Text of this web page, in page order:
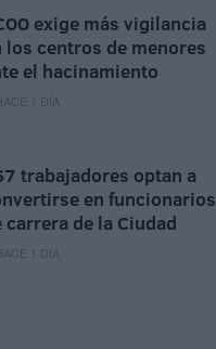
exige más vigilancia
los centros de menores
el hacinamiento
1 DÍA
trabajadores optan a
en funcionarios
carrera de la Ciudad
1 DÍA